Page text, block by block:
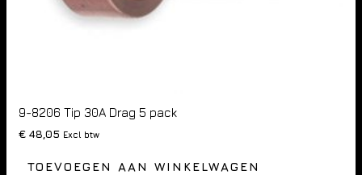
9-8206 Tip 30A Drag 5 pack
€ 48,05 Excl btw
TOEVOEGEN AAN WINKELWAGEN